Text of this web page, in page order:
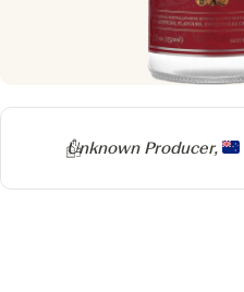
Producer
Unknown Producer,